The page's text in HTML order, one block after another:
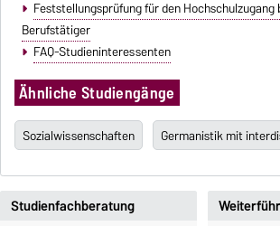
Feststellungsprüfung für den
Berufstätiger
FAQ-Studieninteressenten
Ähnliche Studiengänge
Sozialwissenschaften Germanistik mit
Studienfachberatung